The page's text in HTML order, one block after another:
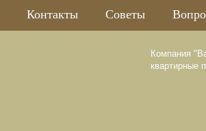
Контакты Советы
Компания
квартирные